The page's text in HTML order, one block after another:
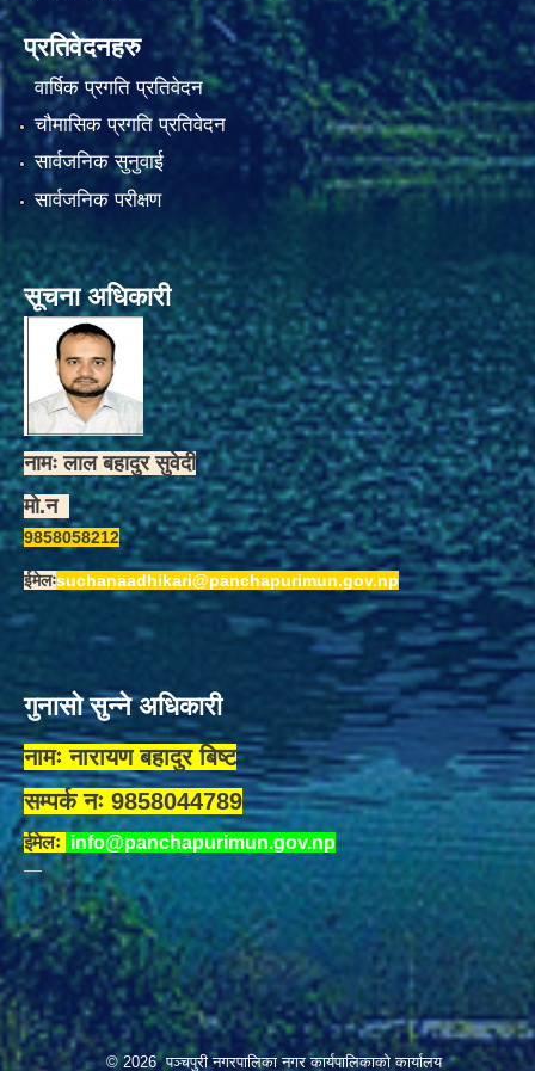
प्रतिवेदनहरु
वार्षिक प्रगति प्रतिवेदन
चौमासिक प्रगति प्रतिवेदन
सार्वजनिक सुनुवाई
सार्वजनिक परीक्षण
सूचना अधिकारी
नामः लाल बहादुर सुवेदी
मो.न
9858058212
ईमेलःsuchanaadhikari@panchapurimun.gov.np
गुनासो सुन्ने अधिकारी
नामः नारायण बहादुर बिष्ट
सम्पर्क नः 9858044789
ईमेलः info@panchapurimun.gov.np
© 2026 पञ्चपुरी नगरपालिका नगर कार्यपालिकाको कार्यालय